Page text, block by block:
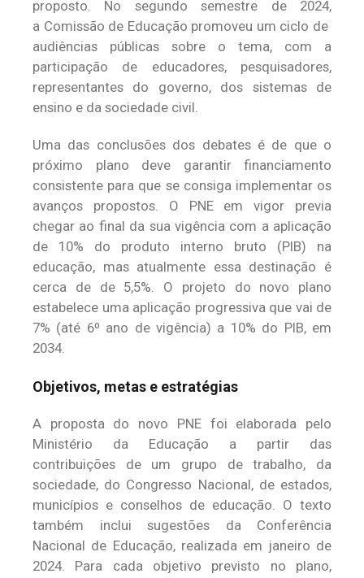
proposto. No segundo semestre de 2024,
a Comissão de Educação promoveu um ciclo de
audiências públicas sobre o tema, com a
participação de educadores, pesquisadores,
representantes do governo, dos sistemas de
ensino e da sociedade civil.
Uma das conclusões dos debates é de que o
próximo plano deve garantir financiamento
consistente para que se consiga implementar os
avanços propostos. O PNE em vigor previa
chegar ao final da sua vigência com a aplicação
de 10% do produto interno bruto (PIB) na
educação, mas atualmente essa destinação é
cerca de de 5,5%. O projeto do novo plano
estabelece uma aplicação progressiva que vai de
7% (até 6º ano de vigência) a 10% do PIB, em
2034.
Objetivos, metas e estratégias
A proposta do novo PNE foi elaborada pelo
Ministério da Educação a partir das
contribuições de um grupo de trabalho, da
sociedade, do Congresso Nacional, de estados,
municípios e conselhos de educação. O texto
também inclui sugestões da Conferência
Nacional de Educação, realizada em janeiro de
2024. Para cada objetivo previsto no plano,